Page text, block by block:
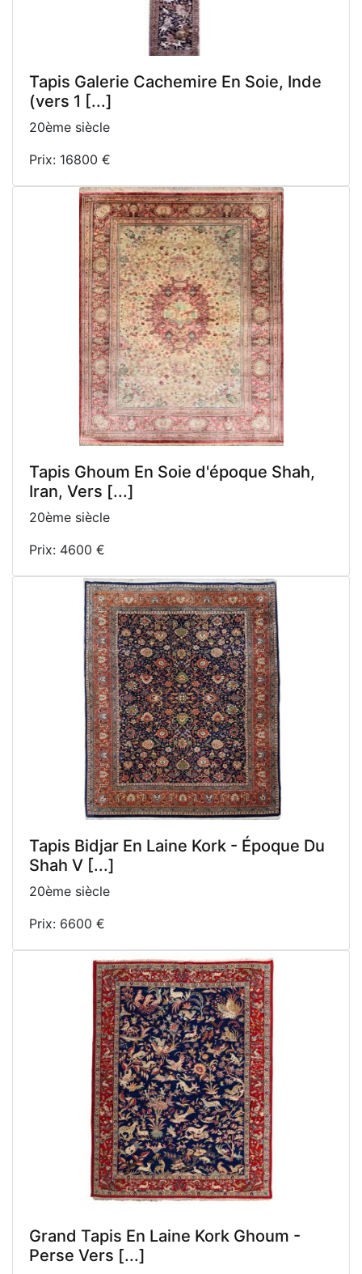
Tapis Galerie Cachemire En Soie, Inde
(vers 1 [...]
20ème siècle
Prix: 16800 €
Tapis Ghoum En Soie d'époque Shah,
Iran, Vers [...]
20ème siècle
Prix: 4600 €
Tapis Bidjar En Laine Kork - Époque Du
Shah V [...]
20ème siècle
Prix: 6600 €
Grand Tapis En Laine Kork Ghoum -
Perse Vers [...]